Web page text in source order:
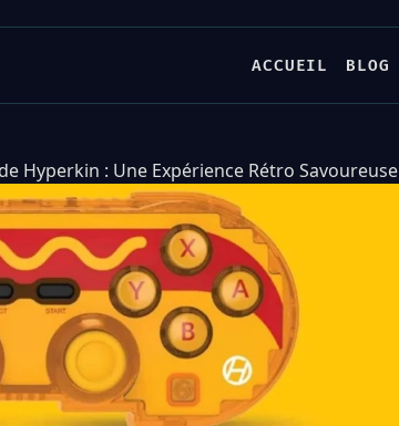
ACCUEIL BLOG
Hyperkin : Une Expérience Rétro Savoureuse